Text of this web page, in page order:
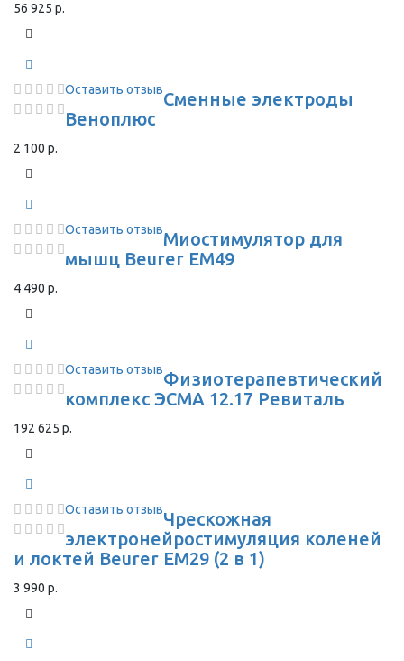
56 925 р.
Оставить отзывСменные электроды
Веноплюс
2 100 р.
Оставить отзывМиостимулятор для
мышц Beurer EM49
4 490 р.
Оставить отзывФизиотерапевтический
комплекс ЭСМА 12.17 Ревиталь
192 625 р.
Оставить отзывЧрескожная
электронейростимуляция коленей
и локтей Beurer EM29 (2 в 1)
3 990 р.